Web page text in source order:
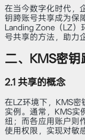
在当今数字化时代，
钥跨账号共享成为保
Landing Zone（LZ）
号共享的方法，助力
二、KMS密
2.1 共享的概念
在LZ环境下，KMS密
实例。通常，KMS实
纽；而各应用账户则
使用权限，实现对敏